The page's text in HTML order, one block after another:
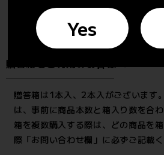
Yes
を分けてください。
贈答箱をご利用のお客様へ
贈答箱は1本入、2本入がございます
は、事前に商品本数と箱入り数を合
箱を複数購入する際は、どの商品を
際「お問い合わせ欄」に必ずご記載く